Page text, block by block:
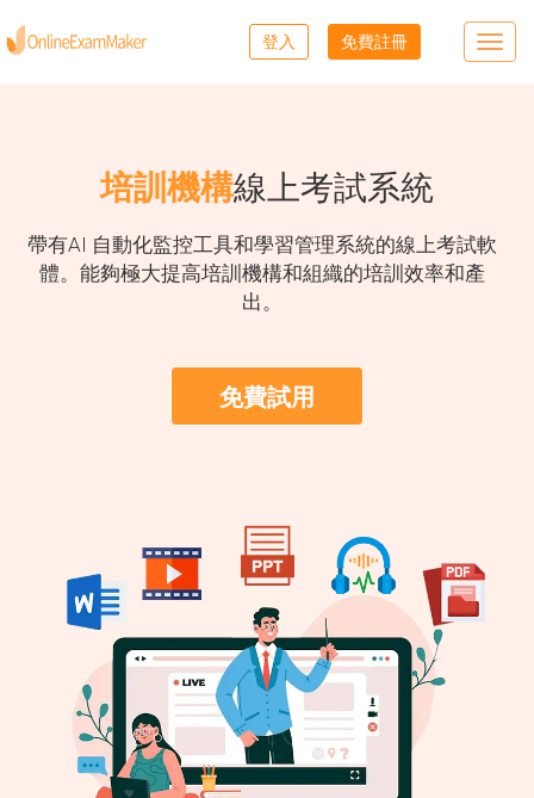
登入 免費註冊
培訓機構線上考試系統
帶有AI 自動化監控工具和學習管理系統的線上考試軟
體。能夠極大提高培訓機構和組織的培訓效率和產
出。
免費試用